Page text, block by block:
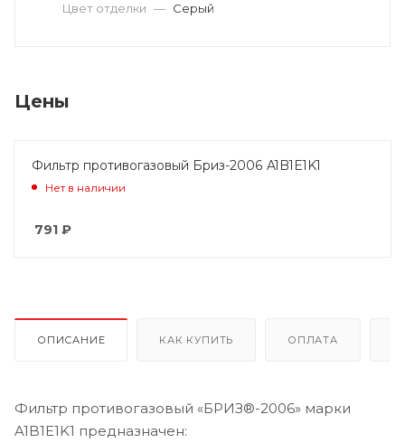
Цвет отделки — Серый
Цены
Фильтр противогазовый Бриз-2006 A1B1E1K1
Нет в наличии
791 ₽
ОПИСАНИЕ КАК КУПИТЬ ОПЛАТА
Фильтр противогазовый «БРИЗ®-2006» марки
A1B1E1K1 предназначен: